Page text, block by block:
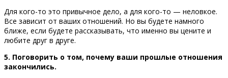
Для кого-то это привычное дело, а для кого-то — неловкое.
Все зависит от ваших отношений. Но вы будете намного
ближе, если будете рассказывать, что именно вы цените и
любите друг в друге.
5. Поговорить о том, почему ваши прошлые отношения
закончились.